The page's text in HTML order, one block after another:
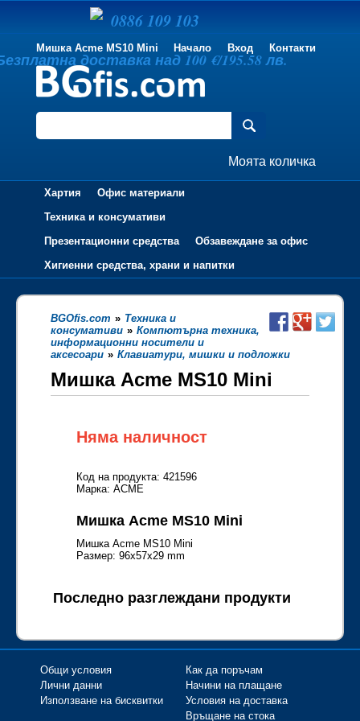
Мишка Acme MS10 Mini Начало Вход Контакти
Моята количка
Хартия
Офис материали
Техника и консумативи
Презентационни средства
Обзавеждане за офис
Хигиенни средства, храни и напитки
BGOfis.com » Техника и
консумативи » Компютърна техника,
информационни носители и
аксесоари » Клавиатури, мишки и подложки
Мишка Acme MS10 Mini
Няма наличност
Код на продукта: 421596
Марка: ACME
Мишка Acme MS10 Mini
Мишка Acme MS10 Mini
Размер: 96х57х29 mm
Последно разглеждани продукти
0886 109 103
доставка над 100 €/195.58 лв.
Общи условия
Лични данни
Използване на бисквитки
Как да поръчам
Начини на плащане
Условия на доставка
Връщане на стока